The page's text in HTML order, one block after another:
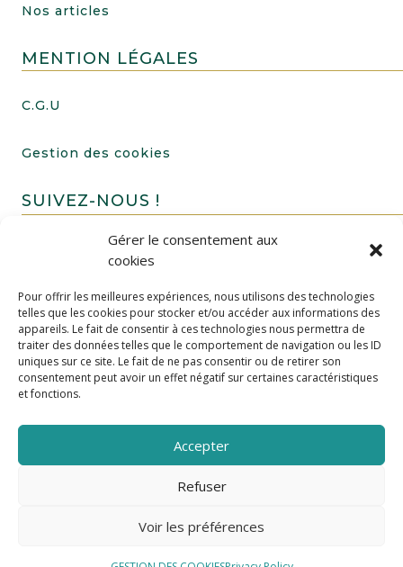
Gérer le consentement aux
cookies
Pour offrir les meilleures expériences, nous utilisons des technologies
telles que les cookies pour stocker et/ou accéder aux informations des
appareils. Le fait de consentir à ces technologies nous permettra de
traiter des données telles que le comportement de navigation ou les ID
uniques sur ce site. Le fait de ne pas consentir ou de retirer son
consentement peut avoir un effet négatif sur certaines caractéristiques
et fonctions.
Accepter
Refuser
Voir les préférences
Nos articles
MENTION LÉGALES
C.G.U
Gestion des cookies
SUIVEZ-NOUS !
FAIRE UN DON